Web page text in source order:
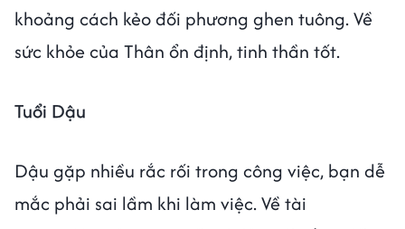
khoảng cách kẻo đối phương ghen tuông. Về
sức khỏe của Thân ổn định, tinh thần tốt.
Tuổi Dậu
Dậu gặp nhiều rắc rối trong công việc, bạn dễ
mắc phải sai lầm khi làm việc. Về tài